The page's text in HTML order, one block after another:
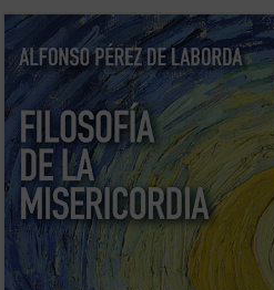
Rodeando el conjunto de toda la
Realidad de esa completud, y ofertando
la Realidad unitiva de su Ser, se nos hace
ver en esos vislumbres cómo se adivina y
se nutre la Realidad extremosa de quien
es el único Dios.... (ver ficha)